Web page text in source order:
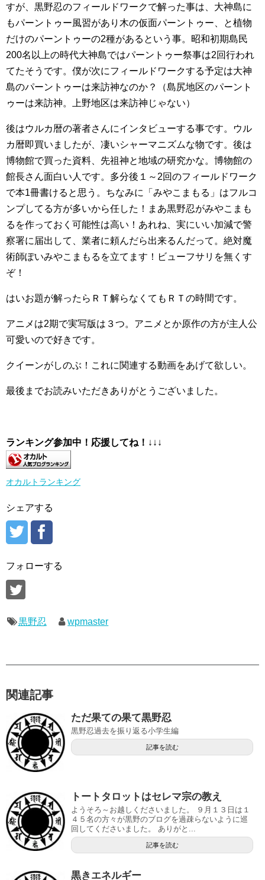
すが、黒野忍のフィールドワークで解った事は、大神島に
もパーントゥー風習があり木の仮面パーントゥー、と植物
だけのパーントゥーの2種があるという事。昭和初期島民
200名以上の時代大神島ではパーントゥー祭事は2回行われ
てたそうです。僕が次にフィールドワークする予定は大神
島のパーントゥーは来訪神なのか？（島尻地区のパーント
ゥーは来訪神。上野地区は来訪神じゃない）
後はウルカ暦の著者さんにインタビューする事です。ウル
カ暦即買いましたが、凄いシャーマニズムな物です。後は
博物館で買った資料、先祖神と地域の研究かな。博物館の
館長さん面白い人です。多分後１～2回のフィールドワーク
で本1冊書けると思う。ちなみに「みやこまもる」はフルコ
ンプしてる方が多いから任した！まあ黒野忍がみやこまも
るを作っておく可能性は高い！あれね、実にいい加減で警
察署に届出して、業者に頼んだら出来るんだって。絶対魔
術師ぽいみやこまもるを立てます！ビューフサリを無くす
ぞ！
はいお題が解ったらＲＴ解らなくてもＲＴの時間です。
アニメは2期で実写版は３つ。アニメとか原作の方が主人公
可愛いので好きです。
クイーンがしのぶ！これに関連する動画をあげて欲しい。
最後までお読みいただきありがとうございました。
ランキング参加中！応援してね！ ↓↓↓
オカルトランキング
シェアする
フォローする
黒野忍 wpmaster
関連記事
ただ果ての果て黒野忍
黒野忍過去を振り返る小学生編
記事を読む
トートタロットはセレマ宗の教え
ようそろ～お越しくださいました。 ９月１３日は１
４５名の方々が黒野のブログを過疎らないように巡
回してくださいました。 ありがと...
記事を読む
黒きエネルギー